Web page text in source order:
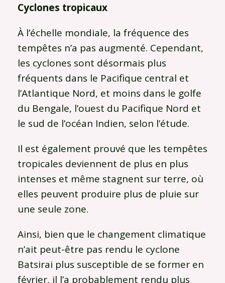
Cyclones tropicaux
À l’échelle mondiale, la fréquence des
tempêtes n’a pas augmenté. Cependant,
les cyclones sont désormais plus
fréquents dans le Pacifique central et
l’Atlantique Nord, et moins dans le golfe
du Bengale, l’ouest du Pacifique Nord et
le sud de l’océan Indien, selon l’étude.
Il est également prouvé que les tempêtes
tropicales deviennent de plus en plus
intenses et même stagnent sur terre, où
elles peuvent produire plus de pluie sur
une seule zone.
Ainsi, bien que le changement climatique
n’ait peut-être pas rendu le cyclone
Batsirai plus susceptible de se former en
février, il l’a probablement rendu plus